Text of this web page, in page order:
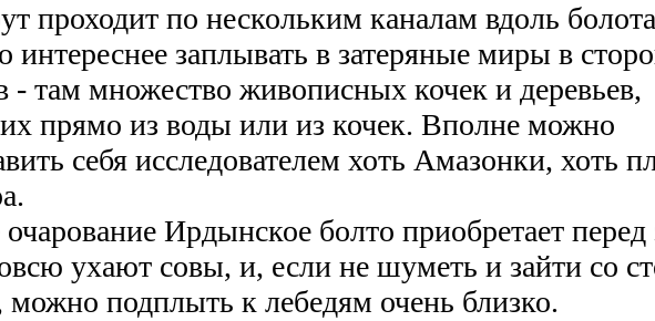
проходит по нескольким каналам вдоль
интереснее заплывать в затеряные миры в
- там множество живописных кочек и деревьев,
прямо из воды или из кочек. Вполне можно
себя исследователем хоть Амазонки, хоть
Ирдынское болто приобретает перед
ухают совы, и, если не шуметь и зайти со
можно подплыть к лебедям очень близко.